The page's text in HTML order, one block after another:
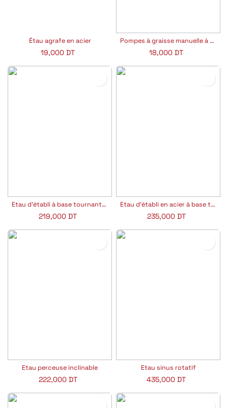
Étau agrafe en acier
19,000 DT
Pompes à graisse manuelle à pousser
18,000 DT
Etau d’établi à base tournante GS TUV
219,000 DT
Etau d’établi en acier à base tournante
235,000DT
Etau perceuse inclinable
222,000DT
Etau sinus rotatif
435,000 DT